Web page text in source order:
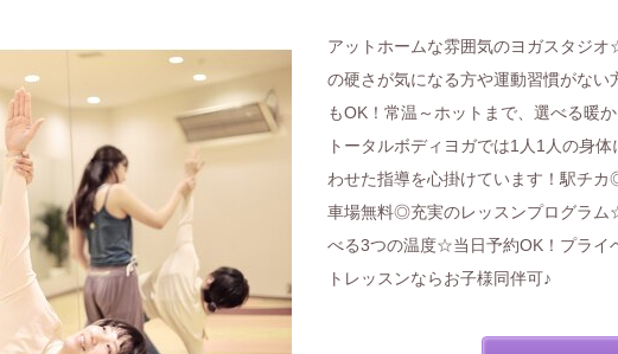
アットホームな雰囲気のヨガスタジ
の硬さが気になる方や運動習慣がない
もOK！常温～ホットまで、選べる暖
トータルボディヨガでは1人1人の身体
わせた指導を心掛けています！駅チ
車場無料◎充実のレッスンプログラ
べる3つの温度☆当日予約OK！プライ
トレッスンならお子様同伴可♪